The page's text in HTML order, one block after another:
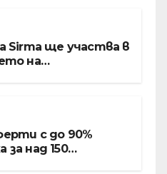
Sirma ще участва в
на
с до 90%
над 150